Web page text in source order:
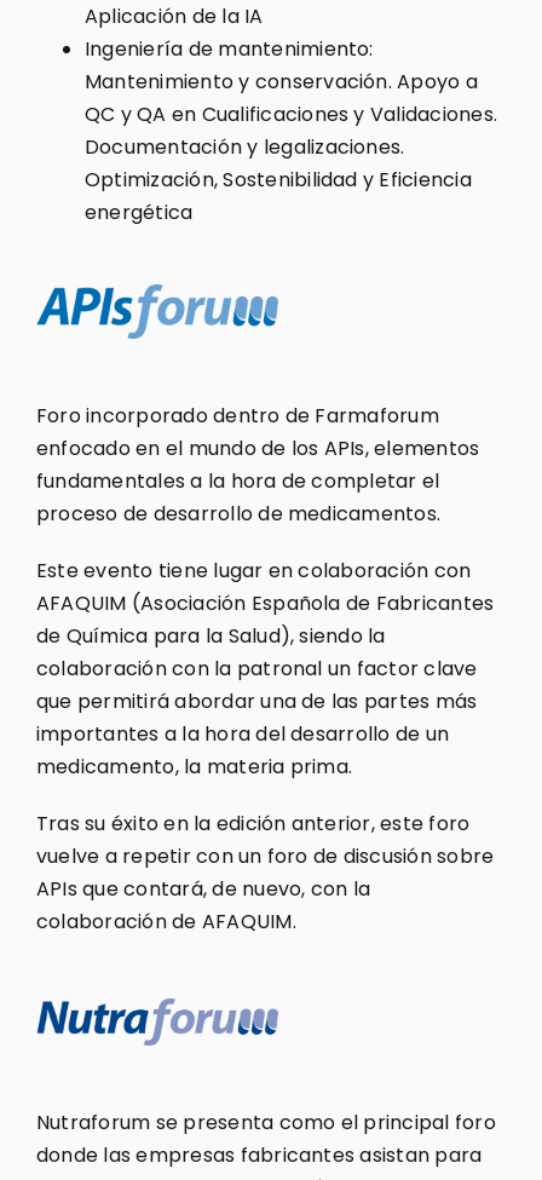
Aplicación de la IA
Ingeniería de mantenimiento:
Mantenimiento y conservación. Apoyo a
QC y QA en Cualificaciones y Validaciones.
Documentación y legalizaciones.
Optimización, Sostenibilidad y Eficiencia
energética
Foro incorporado dentro de Farmaforum
enfocado en el mundo de los APIs, elementos
fundamentales a la hora de completar el
proceso de desarrollo de medicamentos.
Este evento tiene lugar en colaboración con
AFAQUIM (Asociación Española de Fabricantes
de Química para la Salud), siendo la
colaboración con la patronal un factor clave
que permitirá abordar una de las partes más
importantes a la hora del desarrollo de un
medicamento, la materia prima.
Tras su éxito en la edición anterior, este foro
vuelve a repetir con un foro de discusión sobre
APIs que contará, de nuevo, con la
colaboración de AFAQUIM.
Nutraforum se presenta como el principal foro
donde las empresas fabricantes asistan para